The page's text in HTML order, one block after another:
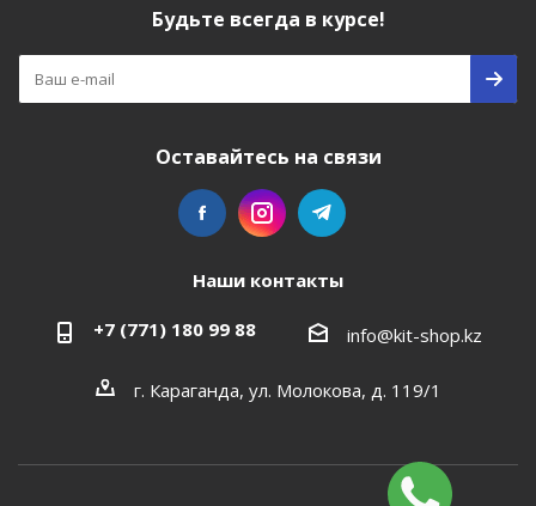
Будьте всегда в курсе!
Оставайтесь на связи
Наши контакты
+7 (771) 180 99 88 info@kit-shop.kz
г. Караганда, ул. Молокова, д. 119/1